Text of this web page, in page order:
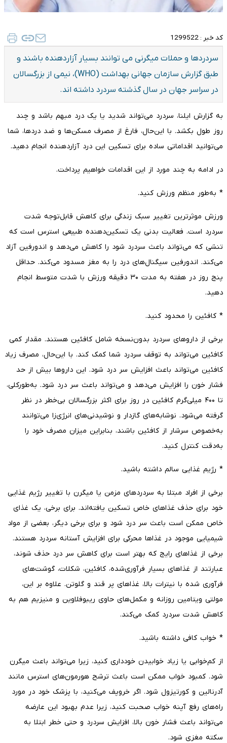
کد خبر : 1299522
سردردها و حملات میگرنی می توانند بسیار آزاردهنده باشند و
طبق گزارش سازمان جهانی بهداشت (WHO)، نیمی از بزرگسالان
در سراسر جهان در سال گذشته سردرد داشته اند.
به گزارش ایلنا، سردرد می‌تواند شدید یا یک درد مبهم باشد و چند
روز طول بکشد. با این‌حال، فارغ از مصرف مسکن‌ها و ضد دردها، شما
می‌توانید اقداماتی ساده برای تسکین این درد آزاردهنده انجام دهید.
در ادامه به چند مورد از این اقدامات خواهیم پرداخت.
* به‌طور منظم ورزش کنید.
ورزش موثرترین تغییر سبک زندگی برای کاهش قابل‌توجه شدت
سردرد است. فعالیت بدنی یک تسکین‌دهنده طبیعی استرس است که
تنشی که می‌تواند باعث سردرد شود را کاهش می‌دهد و اندورفین آزاد
می‌کند. اندورفین سیگنال‌های درد را به مغز مسدود می‌کند. حداقل
پنج روز در هفته به مدت ۳۰ دقیقه ورزش با شدت متوسط ​انجام
دهید.
* کافئین را محدود کنید.
برخی از داروهای سردرد بدون‌نسخه شامل کافئین هستند. مقدار کمی
کافئین می‌تواند به توقف سردرد شما کمک کند. با این‌حال، مصرف زیاد
کافئین می‌تواند باعث افزایش سر درد شود. این داروها بیش از حد
فشار خون را افزایش می‌دهد و می‌تواند باعث سر درد شود. به‌طورکلی،
تا ۴۰۰ میلی‌گرم کافئین در روز برای اکثر بزرگسالان بی‌خطر در نظر
گرفته می‌شود. نوشابه‌های گازدار و نوشیدنی‌های انرژی‌زا می‌توانند
به‌خصوص سرشار از کافئین باشند، بنابراین میزان مصرف خود را
به‌دقت کنترل کنید.
* رژیم غذایی سالم داشته باشید.
برخی از افراد مبتلا به سردردهای مزمن یا میگرن با تغییر رژیم غذایی
خود برای حذف غذاهای خاص تسکین یافته‌اند. برای برخی، یک غذای
خاص ممکن است باعث سر درد شود و برای برخی دیگر، بعضی از مواد
شیمیایی موجود در غذاها محرکی برای افزایش آستانه سردرد هستند.
برخی از غذاهای رایج که بهتر است برای کاهش سر درد حذف شوند،
عبارتند از غذاهای بسیار فرآوری‌شده، کافئین، شکلات، گوشت‌های
فرآوری شده با نیترات بالا، غذاهای پر قند و گلوتن. علاوه‌ بر این،
مولتی‌ ویتامین روزانه و مکمل‌های حاوی ریبوفلاوین و منیزیم هم به
کاهش شدت سردرد کمک می‌کند.
* خواب کافی داشته باشید.
از کم‌خوابی یا زیاد خوابیدن خودداری کنید، زیرا می‌تواند باعث میگرن
شود. کمبود خواب ممکن است باعث ترشح هورمون‌های استرس مانند
آدرنالین و کورتیزول شود. اگر خروپف می‌کنید، با پزشک خود در مورد
راه‌های رفع آپنه خواب صحبت کنید، زیرا عدم بهبود این عارضه
می‌تواند باعث فشار خون بالا، افزایش سردرد و حتی خطر ابتلا به
سکته مغزی شود.